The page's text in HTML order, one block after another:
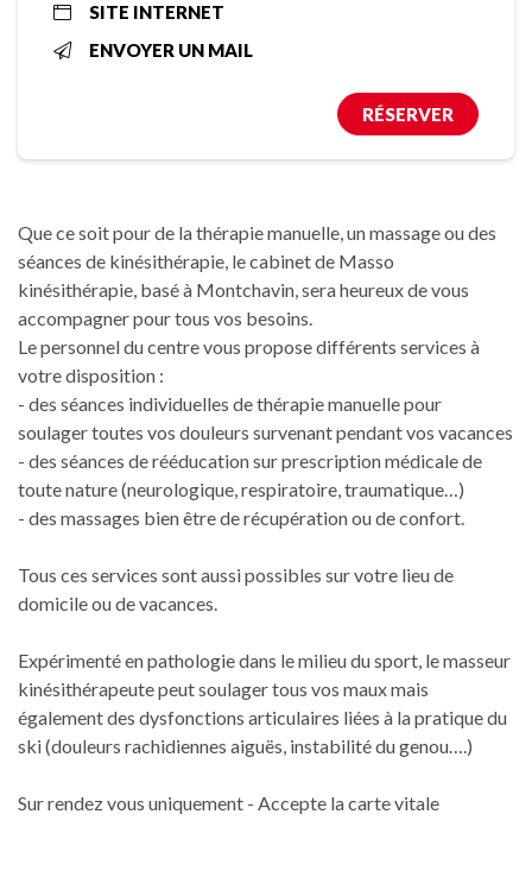
SITE INTERNET
ENVOYER UN MAIL
RÉSERVER
Que ce soit pour de la thérapie manuelle, un massage ou des
séances de kinésithérapie, le cabinet de Masso
kinésithérapie, basé à Montchavin, sera heureux de vous
accompagner pour tous vos besoins.
Le personnel du centre vous propose différents services à
votre disposition :
- des séances individuelles de thérapie manuelle pour
soulager toutes vos douleurs survenant pendant vos vacances
- des séances de rééducation sur prescription médicale de
toute nature (neurologique, respiratoire, traumatique…)
- des massages bien être de récupération ou de confort.
Tous ces services sont aussi possibles sur votre lieu de
domicile ou de vacances.
Expérimenté en pathologie dans le milieu du sport, le masseur
kinésithérapeute peut soulager tous vos maux mais
également des dysfonctions articulaires liées à la pratique du
ski (douleurs rachidiennes aiguës, instabilité du genou….)
Sur rendez vous uniquement - Accepte la carte vitale